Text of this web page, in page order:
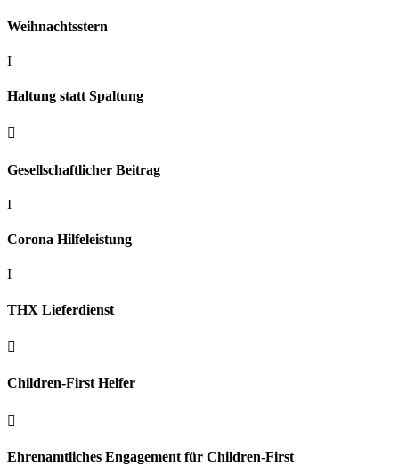
Weihnachtsstern
I
Haltung statt Spaltung

Gesellschaftlicher Beitrag
I
Corona Hilfeleistung
I
THX Lieferdienst

Children-First Helfer

Ehrenamtliches Engagement für Children-First